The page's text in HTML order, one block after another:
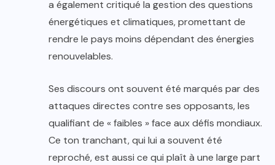
a également critiqué la gestion des questions
énergétiques et climatiques, promettant de
rendre le pays moins dépendant des énergies
renouvelables.
Ses discours ont souvent été marqués par des
attaques directes contre ses opposants, les
qualifiant de « faibles » face aux défis mondiaux.
Ce ton tranchant, qui lui a souvent été
reproché, est aussi ce qui plaît à une large part